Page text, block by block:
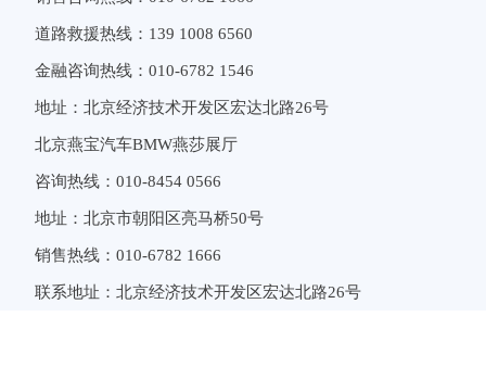
道路救援热线：139 1008 6560
金融咨询热线：010-6782 1546
地址：北京经济技术开发区宏达北路26号
北京燕宝汽车BMW燕莎展厅
咨询热线：010-8454 0566
地址：北京市朝阳区亮马桥50号
销售热线：010-6782 1666
联系地址：北京经济技术开发区宏达北路26号